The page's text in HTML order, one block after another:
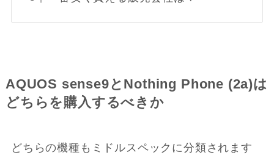
AQUOS sense9とNothing Phone (2a)は
どちらを購入するべきか
どちらの機種もミドルスペックに分類されます